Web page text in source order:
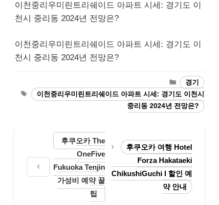
이천중리우미린트리쉐이드 아파트 시세: 경기도 이
천시 중리동 2024년 전망은?
이천중리우미린트리쉐이드 아파트 시세: 경기도 이
천시 중리동 2024년 전망은?
Categories
경기
Tags이천중리우미린트리쉐이드 아파트 시세: 경기도 이천시
중리동 2024년 전망은?
후쿠오카 The
OneFive
Fukuoka Tenjin
가성비 예약 꿀
팁
후쿠오카 여행 Hotel
Forza Hakataeki
ChikushiGuchi I 할인 예
약 안내